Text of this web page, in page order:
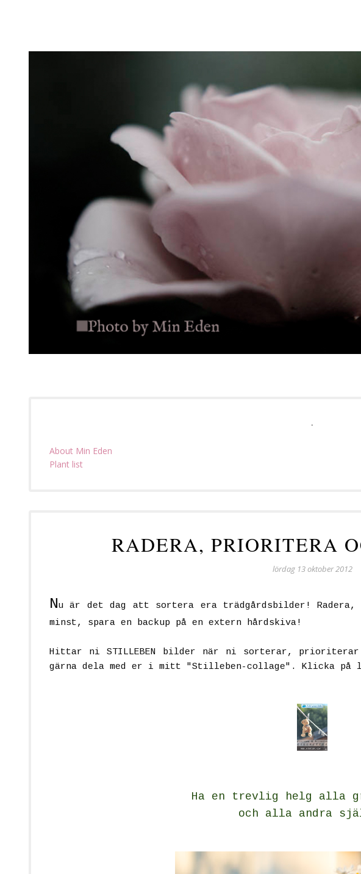
About Min Eden
Plant list
RADERA, PRIORITERA
lördag 13 oktober 2012
Nu är det dag att sortera era trädgårdsbilder!
minst, spara en backup på en extern hårdskiva!
Hittar ni STILLEBEN bilder när ni sorterar,
gärna dela med er i mitt "Stilleben-collage". Klicka
Ha en trevlig helg alla
och alla andra s